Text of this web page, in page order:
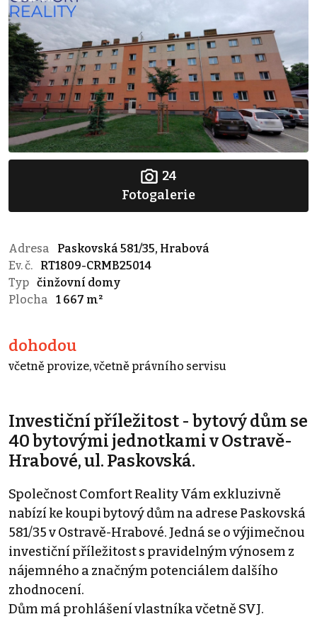
24
Fotogalerie
Adresa
Paskovská 581/35, Hrabová
Ev. č.
RT1809-CRMB25014
Typ činžovní domy
Plocha
1 667 m²
dohodou
včetně provize, včetně právního servisu
Investiční příležitost - bytový dům se
40 bytovými jednotkami v Ostravě-
Hrabové, ul. Paskovská.
Společnost Comfort Reality Vám exkluzivně
nabízí ke koupi bytový dům na adrese Paskovská
581/35 v Ostravě-Hrabové. Jedná se o výjimečnou
investiční příležitost s pravidelným výnosem z
nájemného a značným potenciálem dalšího
zhodnocení.
Dům má prohlášení vlastníka včetně SVJ.